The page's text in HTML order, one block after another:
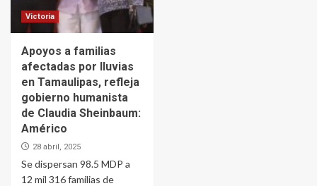
Victoria
Apoyos a familias
afectadas por lluvias
en Tamaulipas, refleja
gobierno humanista
de Claudia Sheinbaum:
Américo
28 abril, 2025
Se dispersan 98.5 MDP a
12 mil 316 familias de